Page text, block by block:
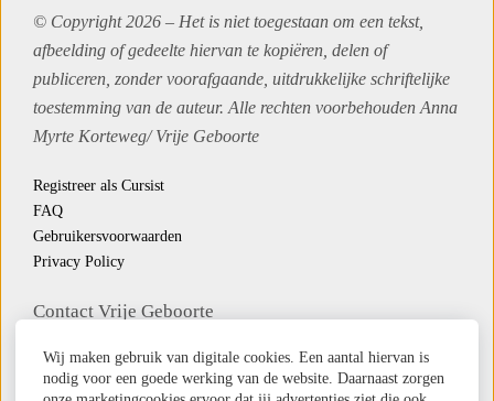
© Copyright 2026 – Het is niet toegestaan om een tekst,
afbeelding of gedeelte hiervan te kopiëren, delen of
publiceren, zonder voorafgaande, uitdrukkelijke schriftelijke
toestemming van de auteur. Alle rechten voorbehouden Anna
Myrte Korteweg/Vrije Geboorte
Registreer als Cursist
FAQ
Gebruikersvoorwaarden
Privacy Policy
Contact Vrije Geboorte
Email
Wij maken gebruik van digitale cookies. Een aantal hiervan is
nodig voor een goede werking van de website. Daarnaast zorgen